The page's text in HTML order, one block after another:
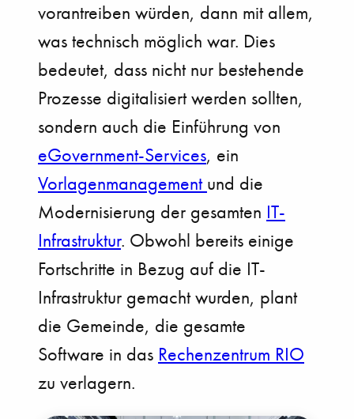
vorantreiben würden, dann mit allem,
was technisch möglich war. Dies
bedeutet, dass nicht nur bestehende
Prozesse digitalisiert werden sollten,
sondern auch die Einführung von
eGovernment-Services, ein
Vorlagenmanagement und die
Modernisierung der gesamten IT-
Infrastruktur. Obwohl bereits einige
Fortschritte in Bezug auf die IT-
Infrastruktur gemacht wurden, plant
die Gemeinde, die gesamte
Software in das Rechenzentrum RIO
zu verlagern.